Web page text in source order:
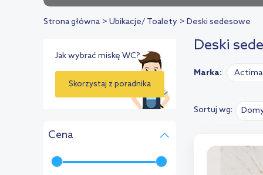
Strona główna Ubikacje/ Toalety Deski sedesowe
Jak wybrać miskę WC?
Skorzystaj z poradnika
Cena
Deski
Marka: Actima
Sortuj wg: